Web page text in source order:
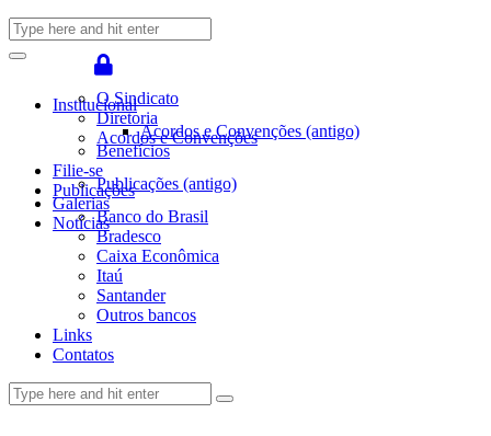
InstitucionalO Sindicato
Diretoria
Acordos e Convenções
Acordos e Convenções (antigo)
Benefícios
Filie-se
PublicaçõesPublicações (antigo)
Galerias
NotíciasBanco do Brasil
Bradesco
Caixa Econômica
Itaú
Santander
Outros bancos
Links
Contatos